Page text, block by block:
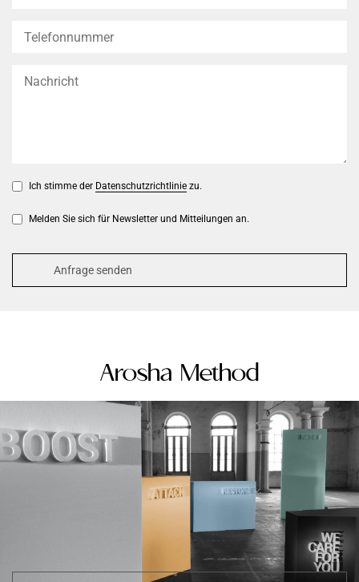
Ich stimme der Datenschutzrichtlinie zu.
Melden Sie sich für Newsletter und Mitteilungen an.
Arosha Method